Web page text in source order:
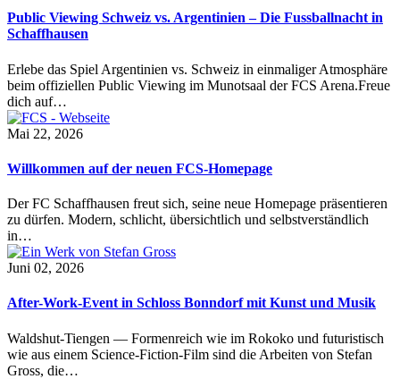
Public Viewing Schweiz vs. Argentinien – Die Fussballnacht in
Schaffhausen
Erlebe das Spiel Argentinien vs. Schweiz in einmaliger Atmosphäre
beim offiziellen Public Viewing im Munotsaal der FCS Arena.Freue
dich auf…
Mai 22, 2026
Willkommen auf der neuen FCS-Homepage
Der FC Schaffhausen freut sich, seine neue Homepage präsentieren
zu dürfen. Modern, schlicht, übersichtlich und selbstverständlich
in…
Juni 02, 2026
After-Work-Event in Schloss Bonndorf mit Kunst und Musik
Waldshut-Tiengen — Formenreich wie im Rokoko und futuristisch
wie aus einem Science-Fiction-Film sind die Arbeiten von Stefan
Gross, die…